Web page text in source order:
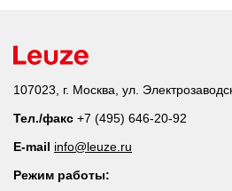
107023, г. Москва, ул.
Тел./факс +7 (495) 646-20-92
E-mail info@leuze.ru
Режим работы: